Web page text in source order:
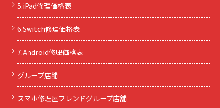
5.iPad修理価格表
6.Switch修理価格表
7.Android修理価格表
グループ店舗
スマホ修理屋フレンドグループ店舗